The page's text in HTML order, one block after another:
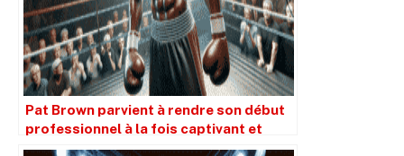
Pat Brown parvient à rendre son début
professionnel à la fois captivant et
significatif.